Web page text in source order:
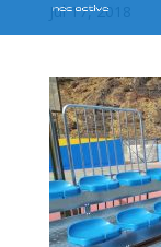
Jul 17, 2018